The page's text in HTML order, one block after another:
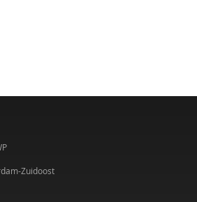
Zuidoost